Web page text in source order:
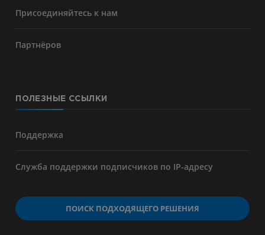
Присоединяйтесь к нам
Партнёров
ПОЛЕЗНЫЕ ССЫЛКИ
Поддержка
Служба поддержки подписчиков по IP-адресу
ПОИСК ПОДХОДЯЩЕГО РЕШЕНИЯ